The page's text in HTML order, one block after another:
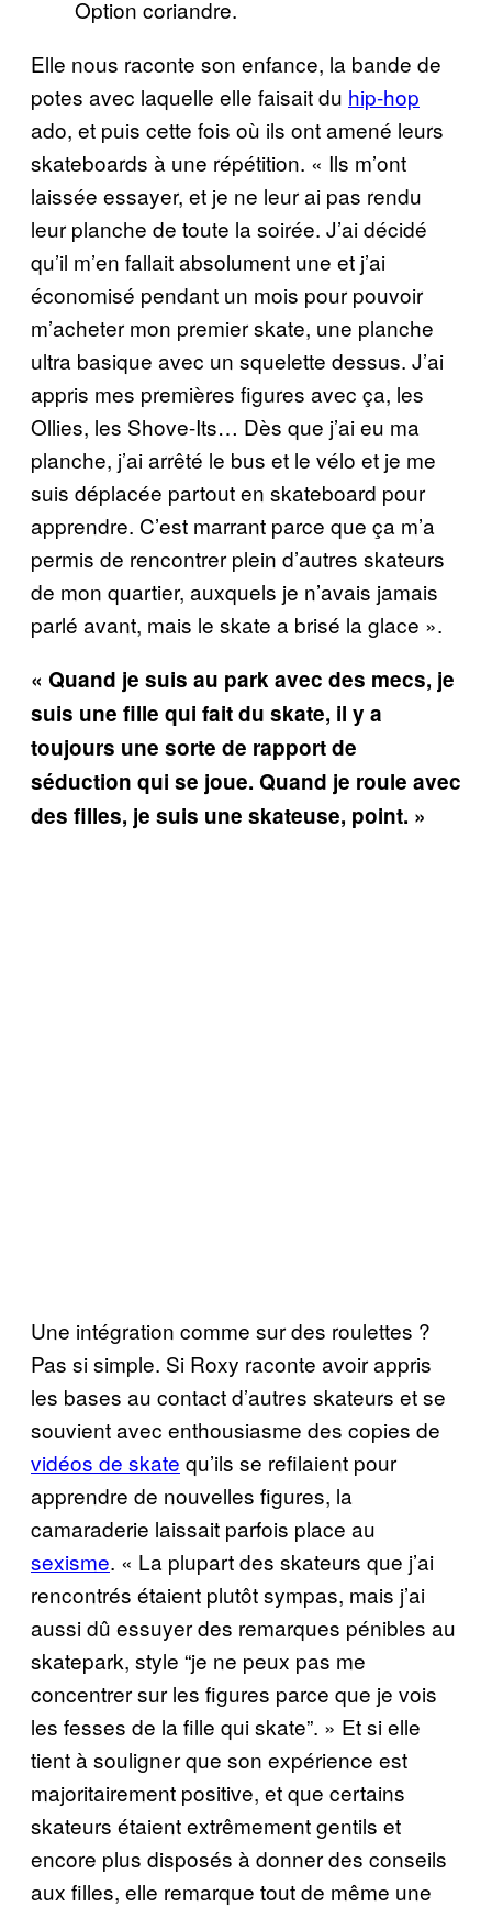
Option coriandre.
Elle nous raconte son enfance, la bande de
potes avec laquelle elle faisait du hip-hop
ado, et puis cette fois où ils ont amené leurs
skateboards à une répétition. « Ils m’ont
laissée essayer, et je ne leur ai pas rendu
leur planche de toute la soirée. J’ai décidé
qu’il m’en fallait absolument une et j’ai
économisé pendant un mois pour pouvoir
m’acheter mon premier skate, une planche
ultra basique avec un squelette dessus. J’ai
appris mes premières figures avec ça, les
Ollies, les Shove-Its… Dès que j’ai eu ma
planche, j’ai arrêté le bus et le vélo et je me
suis déplacée partout en skateboard pour
apprendre. C’est marrant parce que ça m’a
permis de rencontrer plein d’autres skateurs
de mon quartier, auxquels je n’avais jamais
parlé avant, mais le skate a brisé la glace ».
« Quand je suis au park avec des mecs, je
suis une fille qui fait du skate, il y a
toujours une sorte de rapport de
séduction qui se joue. Quand je roule avec
des filles, je suis une skateuse, point. »
Une intégration comme sur des roulettes ?
Pas si simple. Si Roxy raconte avoir appris
les bases au contact d’autres skateurs et se
souvient avec enthousiasme des copies de
vidéos de skate qu’ils se refilaient pour
apprendre de nouvelles figures, la
camaraderie laissait parfois place au
sexisme. « La plupart des skateurs que j’ai
rencontrés étaient plutôt sympas, mais j’ai
aussi dû essuyer des remarques pénibles au
skatepark, style “je ne peux pas me
concentrer sur les figures parce que je vois
les fesses de la fille qui skate”. » Et si elle
tient à souligner que son expérience est
majoritairement positive, et que certains
skateurs étaient extrêmement gentils et
encore plus disposés à donner des conseils
aux filles, elle remarque tout de même une